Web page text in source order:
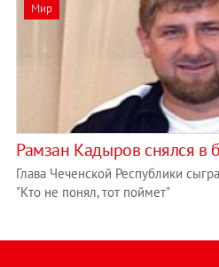
Мир
Рамзан Кадыров снялся в
Глава Чеченской Республики
"Кто не понял, тот поймет"